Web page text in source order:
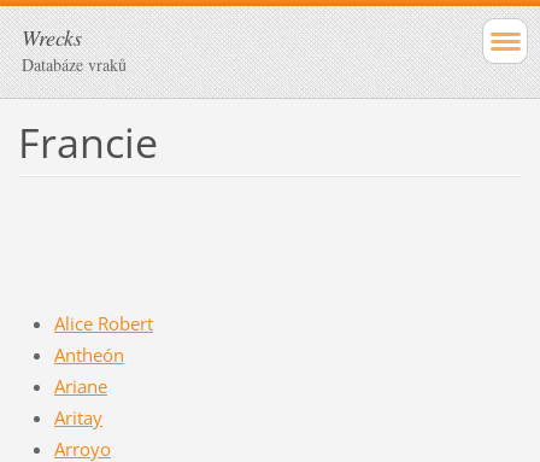
Wrecks
Databáze vraků
Francie
Alice Robert
Antheón
Ariane
Aritay
Arroyo